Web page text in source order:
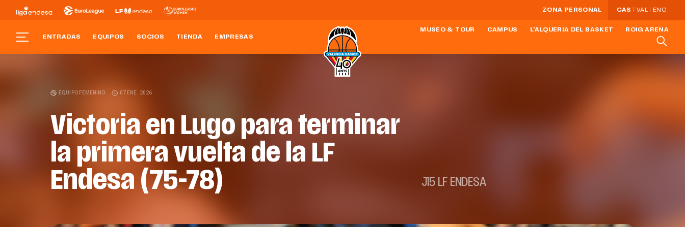
ZONA PERSONAL CAS VAL ENG
ENTRADAS EQUIPOS SOCIOS TIENDA EMPRESAS
MUSEO & TOUR CAMPUS L'ALQUERIA DEL BASKET ROIG ARENA
EQUIPO FEMENINO 07 ENE. 2026
Victoria en Lugo para terminar
la primera vuelta de la LF
Endesa (75-78)
J15 LF ENDESA